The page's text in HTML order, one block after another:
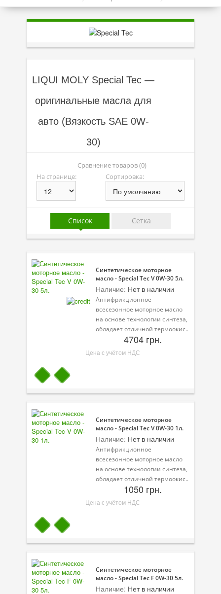
Синтетические масла
Полусинтетические масла
Линейка масел Molygen
Линейка масел Top Tec
Линейка масел Special Tec
Линейка масел Optimal
Присадки в масло
Присадки в системы охлаждения
Присадки в топливо
Автокосметика
Сервисные продукты
Оборудование
Клеи и герметики
Уход за кондиционером
Смазки
Масла для лодочных моторов
Моторное масло для мотоцикла
Оружейное масло
Промышленная программа
Технологические жидкости
Зимняя программа
LIQUI MOLY Special Tec —
оригинальные масла для
авто (Вязкость SAE 0W-
30)
Сравнение товаров (0)
На странице:
Сортировка:
Список Сетка
Синтетическое моторное
масло - Special Tec V 0W-30 5л.
Наличие: Нет в наличии
Антифрикционное
всесезонное моторное масло
на основе технологии синтеза,
обладает отличной термоокис..
4704 грн.
Цена с учётом НДС
Синтетическое моторное
масло - Special Tec V 0W-30 1л.
Наличие: Нет в наличии
Антифрикционное
всесезонное моторное масло
на основе технологии синтеза,
обладает отличной термоокис..
1050 грн.
Цена с учётом НДС
Синтетическое моторное
масло - Special Tec F 0W-30 5л.
Наличие: Нет в наличии